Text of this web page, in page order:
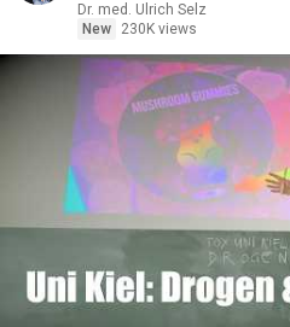
Dr. med. Ulrich Selz
New
230K views